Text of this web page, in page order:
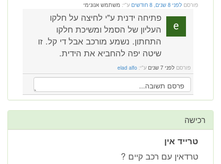
פורסם לפני 8 שנים, 8 חודשים ע"י: משתמש אנונימי
פתיחה ידנית ע"י לחיצה על חלקו
העליון של הסמל ומשיכת חלקו
התחתון. נשמע מורכב אבל די קל. זו
שיטה יפה להחביא את הידית.
פורסם לפני 7 שנים ע"י: elad alfo
רכישה
טרייד אין
טרדאין עם רכב קיים ?